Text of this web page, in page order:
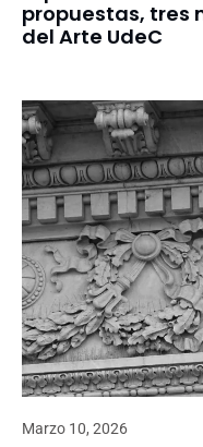
propuestas, tres
del Arte UdeC
Marzo 10, 2026